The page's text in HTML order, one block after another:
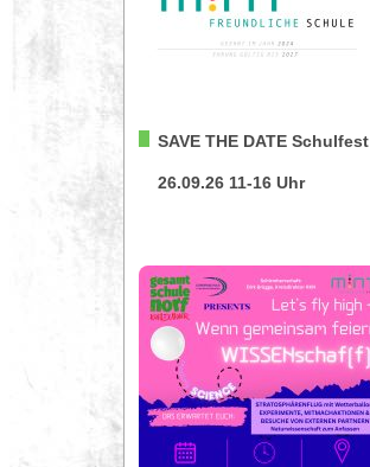
SAVE THE DATE Schulfest
26.09.26 11-16 Uhr